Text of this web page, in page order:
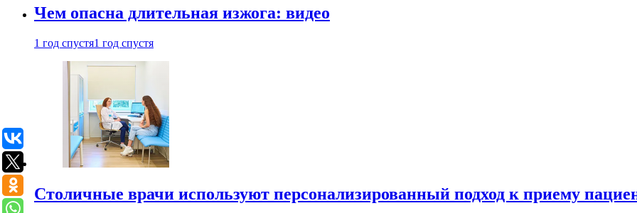
Чем опасна длительная изжога: видео
1 год спустя1 год спустя
Столичные врачи используют персонализированный подход к приему